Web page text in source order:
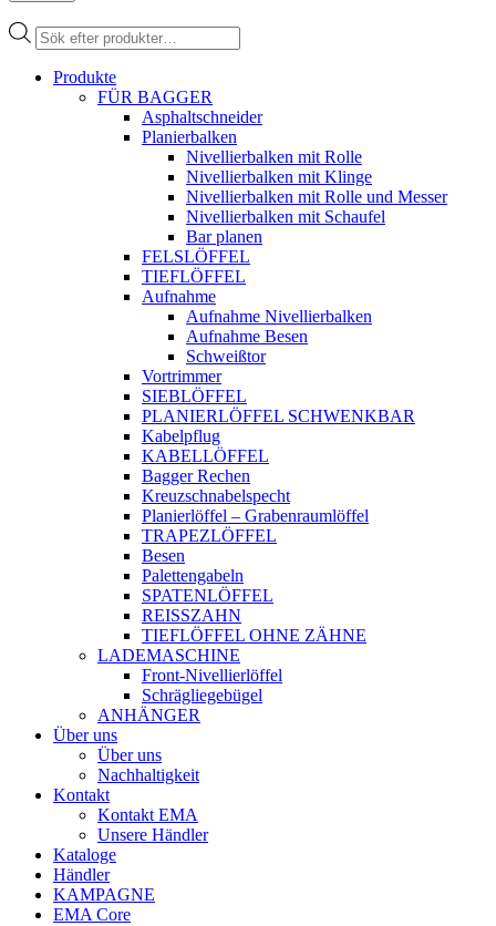
Products
search
Produkte
FÜR BAGGER
Asphaltschneider
Planierbalken
Nivellierbalken mit Rolle
Nivellierbalken mit Klinge
Nivellierbalken mit Rolle und Messer
Nivellierbalken mit Schaufel
Bar planen
FELSLÖFFEL
TIEFLÖFFEL
Aufnahme
Aufnahme Nivellierbalken
Aufnahme Besen
Schweißtor
Vortrimmer
SIEBLÖFFEL
PLANIERLÖFFEL SCHWENKBAR
Kabelpflug
KABELLÖFFEL
Bagger Rechen
Kreuzschnabelspecht
Planierlöffel – Grabenraumlöffel
TRAPEZLÖFFEL
Besen
Palettengabeln
SPATENLÖFFEL
REISSZAHN
TIEFLÖFFEL OHNE ZÄHNE
LADEMASCHINE
Front-Nivellierlöffel
Schrägliegebügel
ANHÄNGER
Über uns
Über uns
Nachhaltigkeit
Kontakt
Kontakt EMA
Unsere Händler
Kataloge
Händler
KAMPAGNE
EMA Core